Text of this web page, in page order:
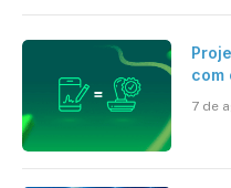
com
7 de